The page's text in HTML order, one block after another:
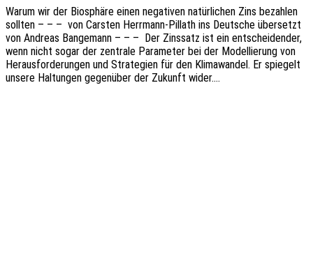
Warum wir der Biosphä­re einen nega­ti­ven natür­li­chen Zins bezah­len
soll­ten – – – von Cars­ten Herr­­mann-Pillath ins Deut­sche über­setzt
von Andre­as Bange­mann – – – Der Zins­satz ist ein entschei­den­der,
wenn nicht sogar der zentra­le Para­me­ter bei der Model­lie­rung von
Heraus­for­de­run­gen und Stra­te­gien für den Klima­wan­del. Er spie­gelt
unsere Haltun­gen gegen­über der Zukunft wider.…